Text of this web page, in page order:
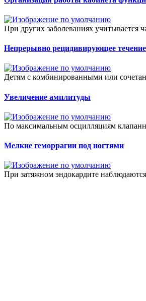
При других заболеваниях учитывается
Непрерывно рецидивирующее
Детям с комбинированными или
Увеличение амплитуды
По максимальным осцилляциям
Мелкие геморрагии под ногтями
При затяжном эндокардите